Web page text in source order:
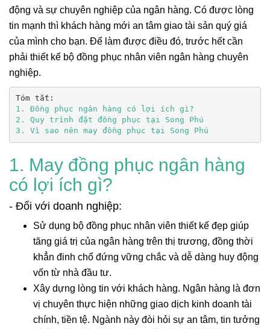
động và sự chuyên nghiệp của ngân hàng. Có được lòng
tin mạnh thì khách hàng mới an tâm giao tài sản quý giá
của mình cho bạn. Để làm được điều đó, trước hết cần
phải thiết kế bộ đồng phục nhân viên ngân hàng chuyên
nghiệp.
3. Vì sao nên may đồng phục tại Song Phú
1. May đồng phục ngân hàng
có lợi ích gì?
- Đối với doanh nghiệp:
Sử dụng bộ đồng phục nhân viên thiết kế đẹp giúp
tăng giá trị của ngân hàng trên thị trương, đồng thời
khẳn đinh chổ đứng vững chắc và dễ dàng huy động
vốn từ nhà đầu tư.
Xây dựng lòng tin với khách hàng. Ngân hàng là đơn
vị chuyên thực hiện những giao dịch kinh doanh tài
chính, tiền tệ. Ngành này đòi hỏi sự an tâm, tin tưởng